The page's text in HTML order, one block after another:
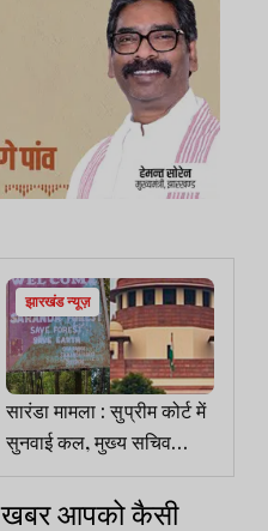
झारखंड न्यूज़
सारंडा मामला : सुप्रीम कोर्ट में
सुनवाई कल, मुख्य सचिव
सशरीर होंगे हाजिर!
खबर आपको कैसी